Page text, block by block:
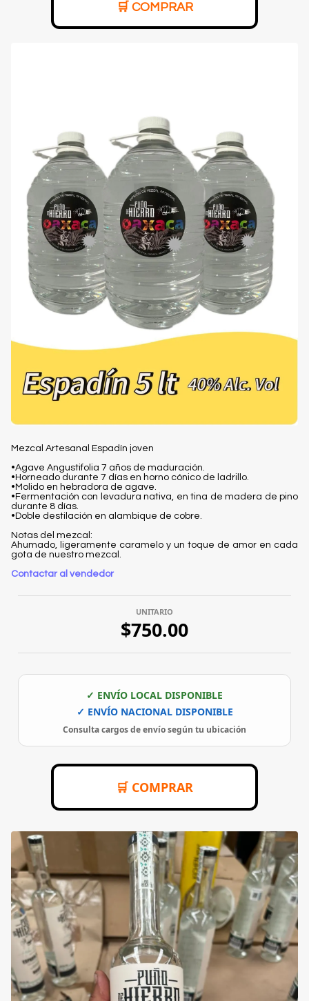
🛒 COMPRAR
Mezcal Artesanal Espadín joven
•Agave Angustifolia 7 años de maduración.
•Horneado durante 7 días en horno cónico de ladrillo.
•Molido en hebradora de agave.
•Fermentación con levadura nativa, en tina de madera de pino
durante 8 días.
•Doble destilación en alambique de cobre.
Notas del mezcal:
Ahumado, ligeramente caramelo y un toque de amor en cada
gota de nuestro mezcal.
Contactar al vendedor
UNITARIO
$750.00
✓ ENVÍO LOCAL DISPONIBLE
✓ ENVÍO NACIONAL DISPONIBLE
Consulta cargos de envío según tu ubicación
🛒 COMPRAR